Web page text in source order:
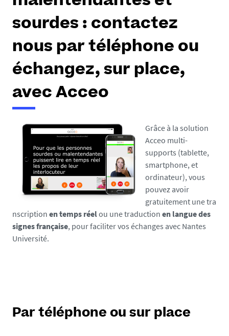
e
s
i
c
sourdes : contactez
nous par téléphone ou
échangez, sur place,
avec Acceo
Grâce à la solution
Acceo multi-
supports (tablette,
smartphone, et
ordinateur), vous
pouvez avoir
gratuitement une tra
nscription en temps réelou une traduction en langue des
signes française, pour faciliter vos échanges avec Nantes
Université.
Par téléphone ou sur place